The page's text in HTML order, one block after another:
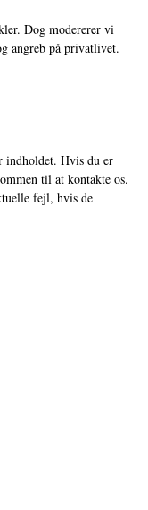
Dog modererer vi
angreb på privatlivet.
indholdet. Hvis du er
til at kontakte os.
fejl, hvis de